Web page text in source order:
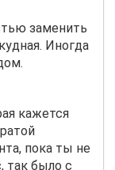
заменить
Иногда
кажется
пока ты не
так было с